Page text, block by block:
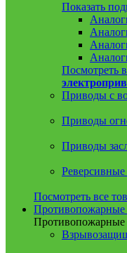
Показать
Посмотреть
Приводы с
Приводы
Приводы
Посмотреть все
Противопожарные
Противопожарные